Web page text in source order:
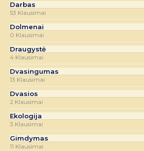
Darbas
53 Klausimai
Dolmenai
0 Klausimai
Draugystė
4 Klausimai
Dvasingumas
13 Klausimai
Dvasios
2 Klausimai
Ekologija
3 Klausimai
Gimdymas
11 Klausimai